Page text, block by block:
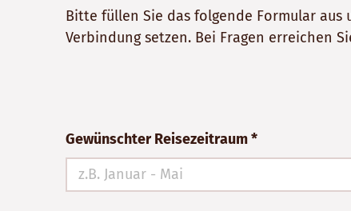
Bitte füllen Sie das folgende Formular
Verbindung setzen. Bei Fragen erreichen
Bitte
nicht
ausfüllen!
Gewünschter Reisezeitraum *